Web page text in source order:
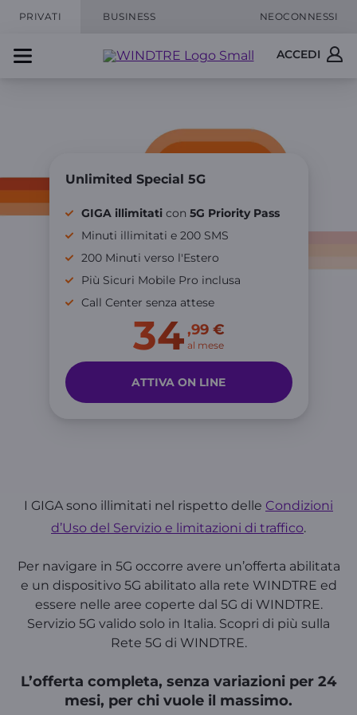
PRIVATI BUSINESS NEOCONNESSI
ACCEDI
Unlimited Special 5G
GIGA illimitati con 5G Priority Pass
Minuti illimitati e 200 SMS
200 Minuti verso l'Estero
Più Sicuri Mobile Pro inclusa
Call Center senza attese
34 ,99 €
al mese
ATTIVA ON LINE
I GIGA sono illimitati nel rispetto delle Condizioni
d’Uso del Servizio e limitazioni di traffico.
Per navigare in 5G occorre avere un’offerta abilitata
e un dispositivo 5G abilitato alla rete WINDTRE ed
essere nelle aree coperte dal 5G di WINDTRE.
Servizio 5G valido solo in Italia. Scopri di più sulla
Rete 5G di WINDTRE.
L’offerta completa, senza variazioni per 24
mesi, per chi vuole il massimo.